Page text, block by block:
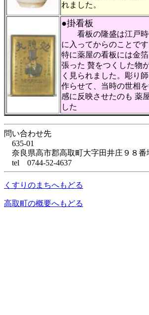
れました。
●掛看板
看板の隆盛は江戸時
に入ってからのことです
特に薬屋の看板には金
張った 贅をつくした物
く見られました。彫り
作らせて、当時の世相
感に反映させたのも 薬
した
問い合わせ先
635-01
奈良県高市郡高取町大字田井庄９８番
tel 0744-52-4637
くすりのまちへもどる
高取町の概要へもどる